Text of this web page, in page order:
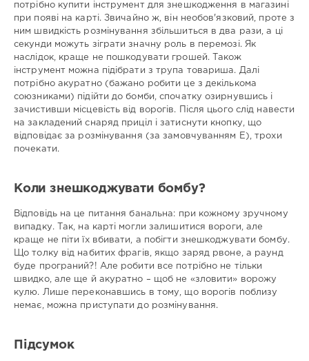
потрібно купити інструмент для знешкодження в магазині
при появі на карті. Звичайно ж, він необов'язковий, проте з
ним швидкість розмінування збільшиться в два рази, а ці
секунди можуть зіграти значну роль в перемозі. Як
наслідок, краще не пошкодувати грошей. Також
інструмент можна підібрати з трупа товариша. Далі
потрібно акуратно (бажано робити це з декількома
союзниками) підійти до бомби, спочатку озирнувшись і
зачистивши місцевість від ворогів. Після цього слід навести
на закладений снаряд приціл і затиснути кнопку, що
відповідає за розмінування (за замовчуванням E), трохи
почекати.
Коли знешкоджувати бомбу?
Відповідь на це питання банальна: при кожному зручному
випадку. Так, на карті могли залишитися вороги, але
краще не піти їх вбивати, а побігти знешкоджувати бомбу.
Що толку від набитих фрагів, якщо заряд рвоне, а раунд
буде програний?! Але робити все потрібно не тільки
швидко, але ще й акуратно – щоб не «зловити» ворожу
кулю. Лише переконавшись в тому, що ворогів поблизу
немає, можна приступати до розмінування.
Підсумок